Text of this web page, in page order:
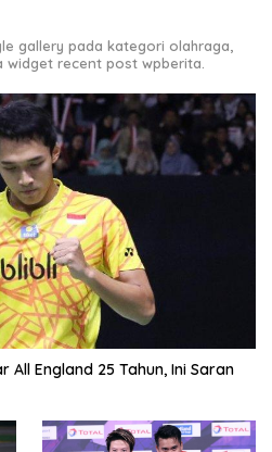
gallery pada kategori olahraga,
widget recent post wpberita.
All England 25 Tahun, Ini Saran